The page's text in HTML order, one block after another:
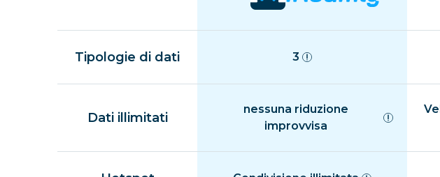
Tipologie di dati 3
Dati illimitati
nessuna riduzione
improvvisa